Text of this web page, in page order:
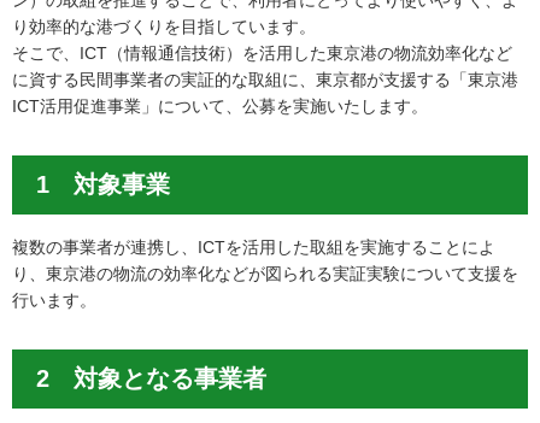
り効率的な港づくりを目指しています。
そこで、ICT（情報通信技術）を活用した東京港の物流効率化など
に資する民間事業者の実証的な取組に、東京都が支援する「東京港
ICT活用促進事業」について、公募を実施いたします。
1 対象事業
複数の事業者が連携し、ICTを活用した取組を実施することによ
り、東京港の物流の効率化などが図られる実証実験について支援を
行います。
2 対象となる事業者